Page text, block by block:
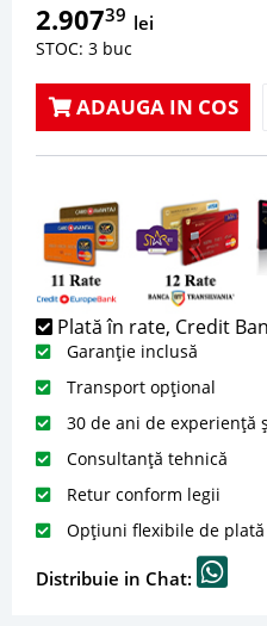
2.90739 lei
STOC: 3 buc
ADAUGA IN COS
Plată în rate, Credit
Garanție inclusă
Transport opțional
30 de ani de experiență
Consultanță tehnică
Retur conform legii
Opțiuni flexibile de plată
Distribuie in Chat: